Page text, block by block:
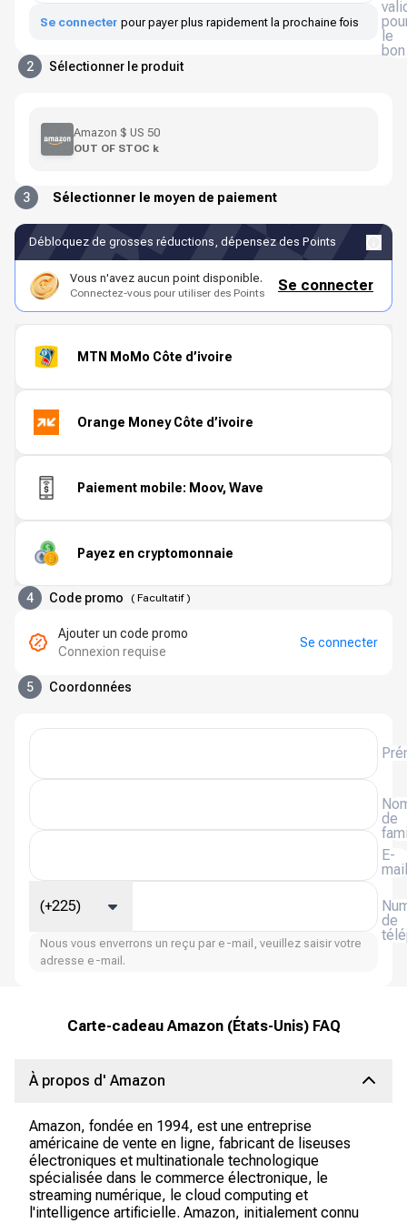
le
bon
Se connecter pour payer plus rapidement la prochaine fois
2 Sélectionner le produit
Amazon $ US 50
OUT OF STOC k
3 Sélectionner le moyen de paiement
Débloquez de grosses réductions, dépensez des Points
Vous n'avez aucun point disponible.
Connectez-vous pour utiliser des Points Se connecter
MTN MoMo Côte d’ivoire
Orange Money Côte d’ivoire
Paiement mobile: Moov, Wave
Payez en cryptomonnaie
4 Code promo ( Facultatif)
Ajouter un code promo
Connexion requise
Se connecter
5 Coordonnées
de
E-
mail
de
(+225)
Nous vous enverrons un reçu par e-mail, veuillez saisir votre
adresse e-mail.
Carte-cadeau Amazon (États-Unis) FAQ
À propos d' Amazon
Amazon, fondée en 1994, est une entreprise
américaine de vente en ligne, fabricant de liseuses
électroniques et multinationale technologique
spécialisée dans le commerce électronique, le
streaming numérique, le cloud computing et
l'intelligence artificielle. Amazon, initialement connu